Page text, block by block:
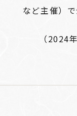
など主催）
（2024